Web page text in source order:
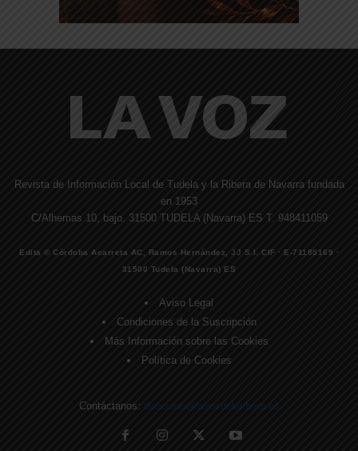
Revista de Información Local de Tudela y la Ribera de Navarra fundada
en 1953
C/Alhemas 10, bajo. 31500 TUDELA (Navarra) ES T. 948411059
Edita © Córdoba Acarreta AC, Ramos Hernández, JJ S.I. CIF · E-71185169 ·
31500 Tudela (Navarra) ES
Aviso Legal
Condiciones de la Suscripción
Más Información sobre las Cookies
Política de Cookies
Contáctanos: direccion@lavozdelaribera.es